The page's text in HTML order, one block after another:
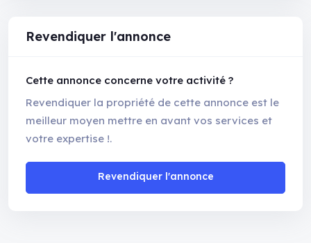
Revendiquer l'annonce
Cette annonce concerne votre activité ?
Revendiquer la propriété de cette annonce est le
meilleur moyen mettre en avant vos services et
votre expertise !.
Revendiquer l'annonce